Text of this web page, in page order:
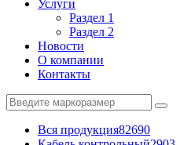
Услуги
Раздел 1
Раздел 2
Новости
О компании
Контакты
Вся продукция82690